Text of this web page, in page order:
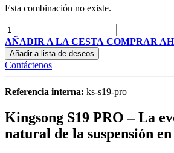
Esta combinación no existe.
AÑADIR A LA CESTA COMPRAR
Añadir a lista de deseos
Contáctenos
Referencia interna: ks-s19-pro
Kingsong S19 PRO – La
natural de la suspensión